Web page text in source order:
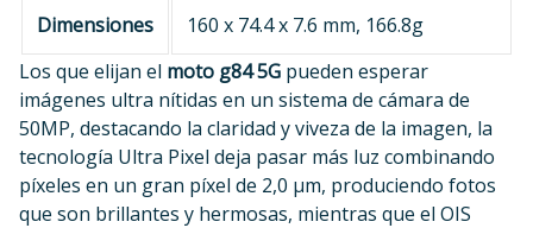
Dimensiones
160 x 74.4 x 7.6 mm, 166.8g
Los que elijan el moto g84 5G pueden esperar
imágenes ultra nítidas en un sistema de cámara de
50MP, destacando la claridad y viveza de la imagen, la
tecnología Ultra Pixel deja pasar más luz combinando
píxeles en un gran píxel de 2,0 µm, produciendo fotos
que son brillantes y hermosas, mientras que el OIS